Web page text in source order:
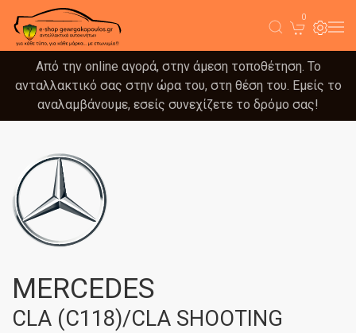
0
Από την online αγορά, στην άμεση τοποθέτηση. Το
ανταλλακτικό σας στην ώρα του, στη θέση του. Εμείς το
αναλαμβάνουμε, εσείς συνεχίζετε το δρόμο σας!
MERCEDES
CLA (C118)/CLA SHOOTING